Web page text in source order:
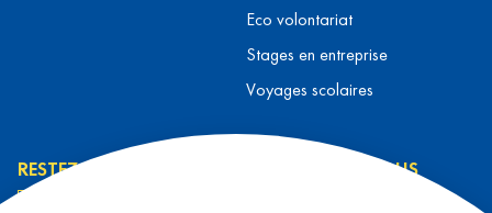
Eco volontariat
Stages en entreprise
Voyages scolaires
RESTEZ INFORMÉ CONTACTEZ-NOUS